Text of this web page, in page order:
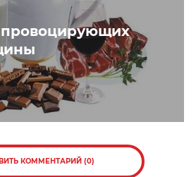
провоцирующих
КОММЕНТАРИЙ (0)